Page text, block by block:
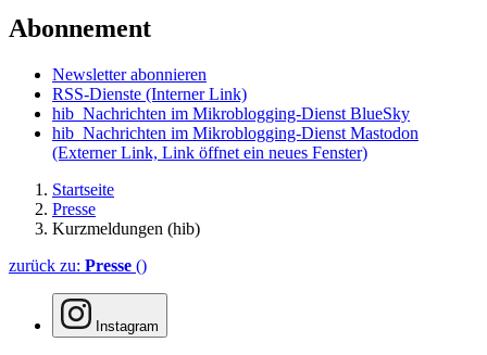
Abonnement
Newsletter abonnieren
RSS-Dienste (Interner Link)
hib_Nachrichten im Mikroblogging-Dienst BlueSky
hib_Nachrichten im Mikroblogging-Dienst Mastodon
(Externer Link, Link öffnet ein neues Fenster)
Startseite
Presse
Kurzmeldungen (hib)
zurück zu: Presse ()
Instagram